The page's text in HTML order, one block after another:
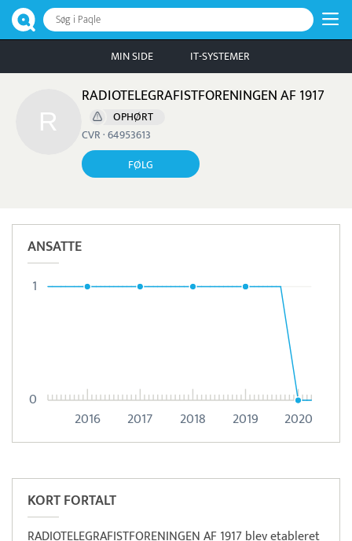
Søg i Paqle
MIN SIDE IT-SYSTEMER
RADIOTELEGRAFISTFORENINGEN AF 1917
OPHØRT
CVR · 64953613
FØLG
ANSATTE
2016 2017 2018 2019 2020
0
1
KORT FORTALT
RADIOTELEGRAFISTFORENINGEN AF 1917 blev etableret